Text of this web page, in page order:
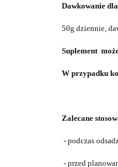
Dawkowanie
50g dziennie,
Suplement
W przypadku
Zalecane
- podczas
- przed